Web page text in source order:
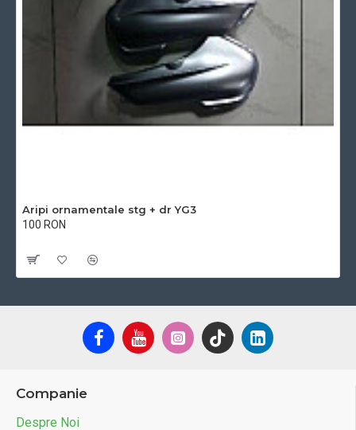
Aripi ornamentale stg + dr YG3
100 RON
Companie
Despre Noi